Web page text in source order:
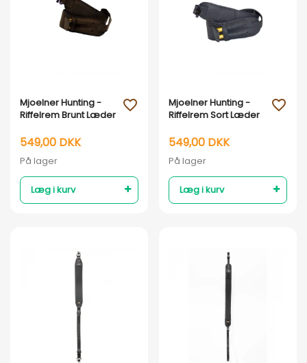
Vis her
Mjoelner Hunting -
Riffelrem Brunt Læder
549,00 DKK
På lager
Læg i kurv
favorite_outline
Vis her
Mjoelner Hunting -
Riffelrem Sort Læder
549,00 DKK
På lager
Læg i kurv
favorite_outline